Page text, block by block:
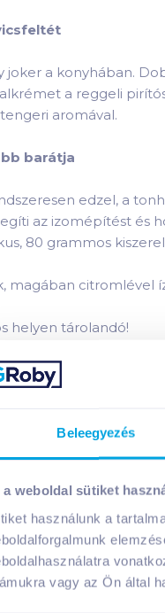
Beleegyezés
a weboldal sütiket
használunk a
vagy az Ön által
joker a konyhában.
a reggeli
aromával.
barátja
edzel, a
az izomépítést és
80 grammos
magában citromlével
helyen tárolandó!
g olívaolajban
g olívaolajban
környékére szállítható
területére